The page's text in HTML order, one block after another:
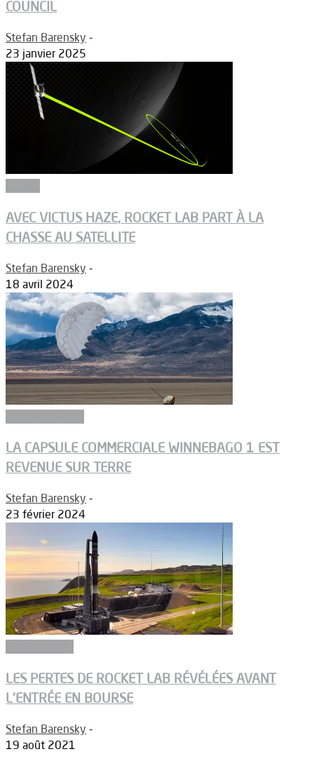
COUNCIL
Stefan Barensky -
23 janvier 2025
AVEC VICTUS HAZE, ROCKET LAB PART À LA
CHASSE AU SATELLITE
Stefan Barensky -
18 avril 2024
LA CAPSULE COMMERCIALE WINNEBAGO 1 EST
REVENUE SUR TERRE
Stefan Barensky -
23 février 2024
LES PERTES DE ROCKET LAB RÉVÉLÉES AVANT
L’ENTRÉE EN BOURSE
Stefan Barensky -
19 août 2021